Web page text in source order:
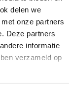
delen we
onze partners
Deze partners
informatie
verzameld op